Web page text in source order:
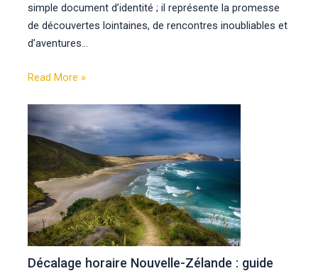
simple document d’identité ; il représente la promesse
de découvertes lointaines, de rencontres inoubliables et
d’aventures…
Read More »
Décalage horaire Nouvelle-Zélande : guide